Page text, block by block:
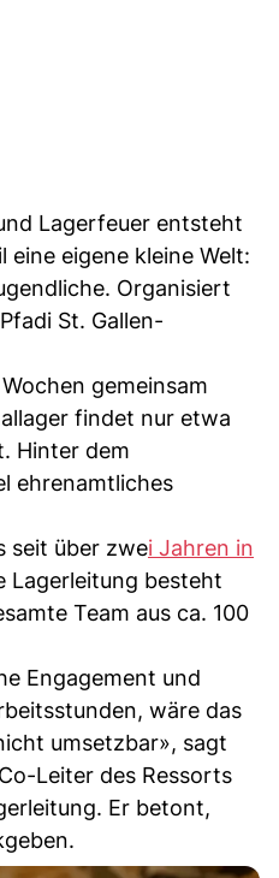
Lagerfeuer entsteht
eigene kleine Welt:
Organisiert
St. Gallen-
gemeinsam
findet nur etwa
Hinter dem
ehrenamtliches
seit über zwei Jahren in
Lagerleitung besteht
Team aus ca. 100
Engagement und
wäre das
umsetzbar», sagt
Leiter des Ressorts
Er betont,